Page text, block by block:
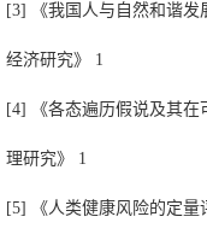
[3] 《我国人与自然和谐发
经济研究》 1
[4] 《各态遍历假说及其在
理研究》 1
[5] 《人类健康风险的定量